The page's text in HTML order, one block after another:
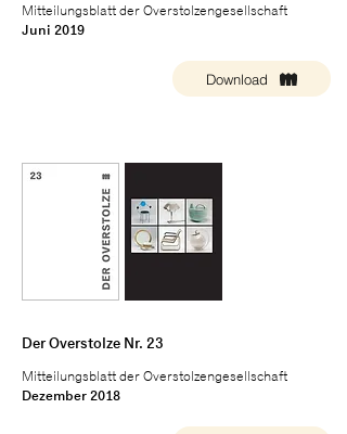
Mitteilungsblatt der Overstolzengesellschaft
Juni 2019
Download
Der Overstolze Nr. 23
Mitteilungsblatt der Overstolzengesellschaft
Dezember 2018